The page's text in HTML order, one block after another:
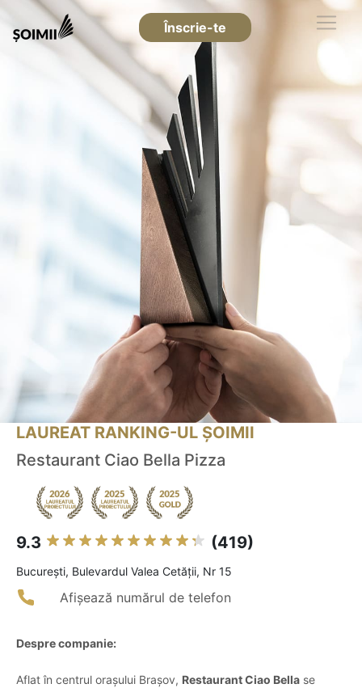
Înscrie-te
LAUREAT RANKING-UL ȘOIMII
Restaurant Ciao Bella Pizza
9.3 (419)
Bucureşti, Bulevardul Valea Cetății, Nr 15
Afișează numărul de telefon
Despre companie:
Aflat în centrul orașului Brașov, Restaurant Ciao Bella se